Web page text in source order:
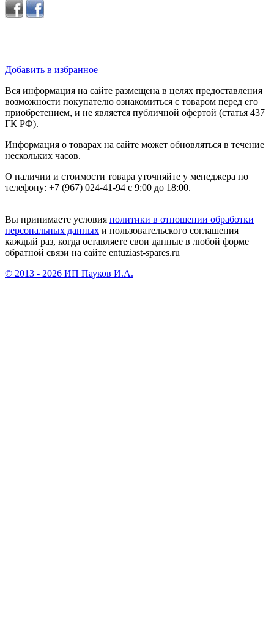
Добавить в избранное
Вся информация на сайте размещена в целях предоставления
возможности покупателю ознакомиться с товаром перед его
приобретением, и не является публичной офертой (статья 437
ГК РФ).
Информация о товарах на сайте может обновляться в течение
нескольких часов.
О наличии и стоимости товара уточняйте у менеджера по
телефону: +7 (967) 024-41-94 с 9:00 до 18:00.
Вы принимаете условия политики в отношении обработки
персональных данных и пользовательского соглашения
каждый раз, когда оставляете свои данные в любой форме
обратной связи на сайте entuziast-spares.ru
© 2013 - 2026 ИП Пауков И.А.